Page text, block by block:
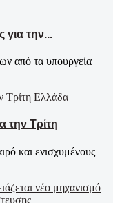
για την...
από τα υπουργεία
Ελλάδα
την Τρίτη
και ενισχυμένους